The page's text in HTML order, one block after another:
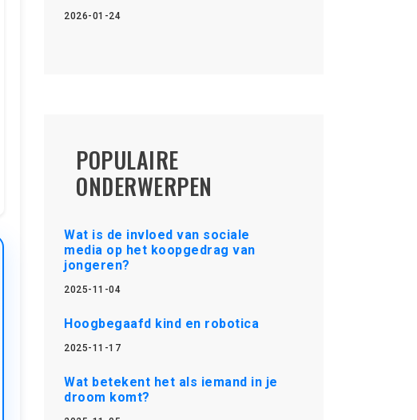
2026-01-24
POPULAIRE
ONDERWERPEN
Wat is de invloed van sociale
media op het koopgedrag van
jongeren?
2025-11-04
Hoogbegaafd kind en robotica
2025-11-17
Wat betekent het als iemand in je
droom komt?